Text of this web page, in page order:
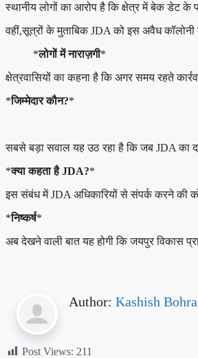
स्थानीय लोगों का आरोप है कि क्षेत्र में बेक डेट
वहीं,सूत्रों के मुताबिक JDA को इस अवैध कॉलोनी
*लोगों में नाराज़गी*
क्षेत्रवासियों का कहना है कि अगर समय रहते
*जिम्मेदार कौन?*
सबसे बड़ा सवाल यह उठ रहा है कि जब JDA का
*क्या कहता है JDA?*
इस संबंध में JDA अधिकारियों से संपर्क करने की
*निष्कर्ष*
अब देखने वाली बात यह होगी कि जयपुर विकास
Author: Kashish Bohra
Post Views: 211